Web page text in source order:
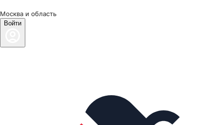
Москва и область
Войти